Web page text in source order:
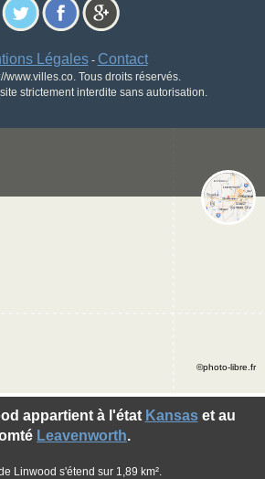
Légales- Contact
www.villes.co. Tous droits réservés.
strictement interdite sans autorisation.
appartient à l'état Kansaset au
Leavenworth.
Linwood s'étend sur 1,89 km².
©photo-libre.fr